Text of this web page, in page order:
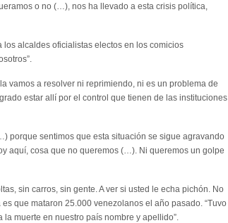
o no (…), nos ha llevado a esta crisis política,
alcaldes oficialistas electos en los comicios
vamos a resolver ni reprimiendo, ni es un problema de
estar allí por el control que tienen de las instituciones
porque sentimos que esta situación se sigue agravando
aquí, cosa que no queremos (…). Ni queremos un golpe
sin carros, sin gente. A ver si usted le echa pichón. No
que mataron 25.000 venezolanos el año pasado. “Tuvo
muerte en nuestro país nombre y apellido”.